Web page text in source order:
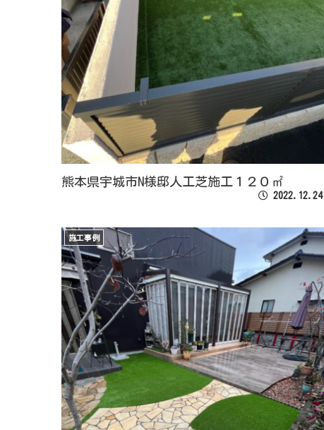
熊本県宇城市N様邸人工芝施工１２０㎡
2022.12.24
施工事例